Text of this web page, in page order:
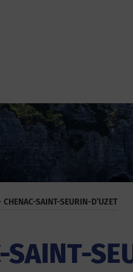
CHENAC-SAINT-SEURIN-D’UZET
SAINT-